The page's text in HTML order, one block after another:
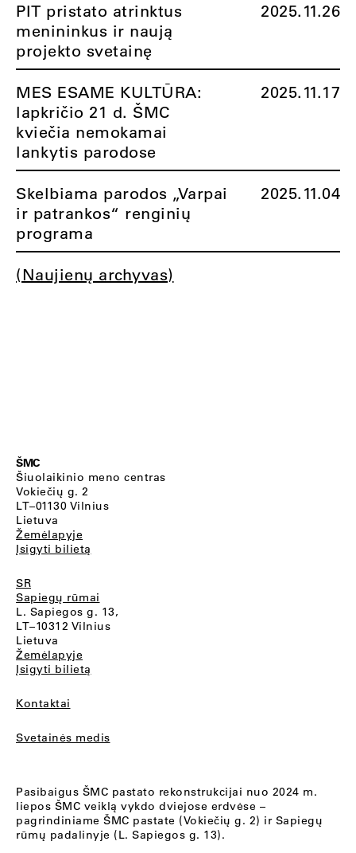
PIT pristato atrinktus
menininkus ir naują
projekto svetainę
2025.11.26
MES ESAME KULTŪRA:
lapkričio 21 d. ŠMC
kviečia nemokamai
lankytis parodose
2025.11.17
Skelbiama parodos „Varpai
ir patrankos“ renginių
programa
2025.11.04
(Naujienų archyvas)
ŠMC
Šiuolaikinio meno centras
Vokiečių g. 2
LT–01130 Vilnius
Lietuva
Žemėlapyje
Įsigyti bilietą
SR
Sapiegų rūmai
L. Sapiegos g. 13,
LT–10312 Vilnius
Lietuva
Žemėlapyje
Įsigyti bilietą
Kontaktai
Svetainės medis
Pasibaigus ŠMC pastato rekonstrukcijai nuo 2024 m.
liepos ŠMC veiklą vykdo dviejose erdvėse –
pagrindiniame ŠMC pastate (Vokiečių g. 2) ir Sapiegų
rūmų padalinyje (L. Sapiegos g. 13).